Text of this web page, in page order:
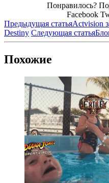
Понравилось?
Facebook
Предыдущая статьяActvision
Destiny Следующая статья
Похожие